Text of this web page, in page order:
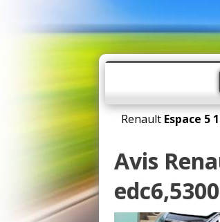
Renault Espace 5
Avis